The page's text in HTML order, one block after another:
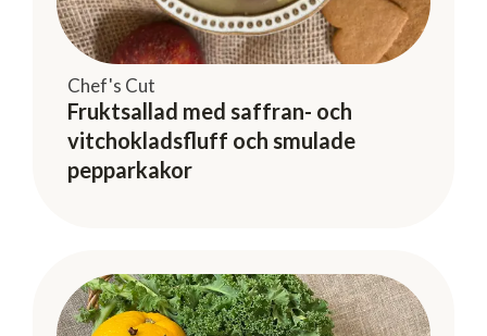
Chef's Cut
Fruktsallad med saffran- och
vitchokladsfluff och smulade